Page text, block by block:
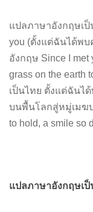
แปลภาษาอังกฤษเป็
you (ตั้งแต่ฉันได้พบ
อังกฤษ Since I met
grass on the earth
เป็นไทย ตั้งแต่ฉัน
บนพื้นโลกสู่หมู่เมฆ
to hold, a smile so
แปลภาษาอังกฤษเป็